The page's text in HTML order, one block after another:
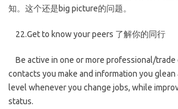
知。这个还是big picture的问题。
22.Get to know your peers 了解你的同行
Be active in one or more professional/trade
contacts you make and information you glean
level whenever you change jobs, while
status.